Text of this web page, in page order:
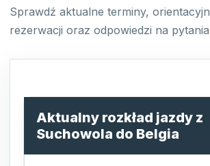
Sprawdź aktualne terminy,
rezerwacji oraz odpowiedzi na
Aktualny rozkład jazdy z
Suchowola do Belgia